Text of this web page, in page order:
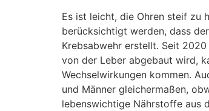
Es ist leicht, die Ohren steif zu
berücksichtigt werden, dass
Krebsabwehr erstellt. Seit
von der Leber abgebaut wird,
Wechselwirkungen kommen.
und Männer gleichermaßen,
lebenswichtige Nährstoffe aus